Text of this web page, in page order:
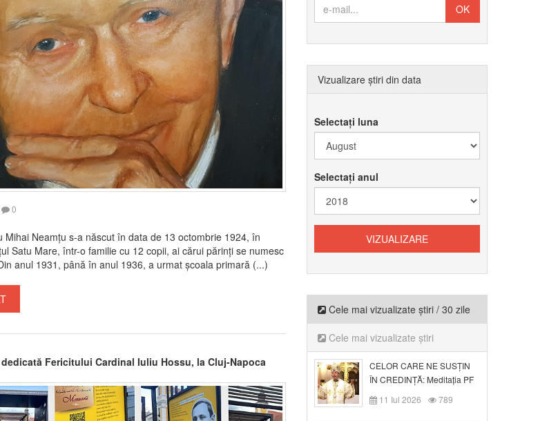
0
Mihai Neamțu s-a născut în data de 13 octombrie 1924, în
Satu Mare, într-o familie cu 12 copii, ai cărui părinți se numesc
anul 1931, până în anul 1936, a urmat școala primară (...)
Fericitului Cardinal Iuliu Hossu, la Cluj-Napoca
Vizualizare știri din data
Selectați luna
Selectați anul
Cele mai vizualizate știri / 30 zile
Cele mai vizualizate știri
CELOR CARE NE SUSȚIN
ÎN CREDINȚĂ: Meditația PF
Claudiu la Duminica a VI-a
după Rusalii
11 Iul 2026 789